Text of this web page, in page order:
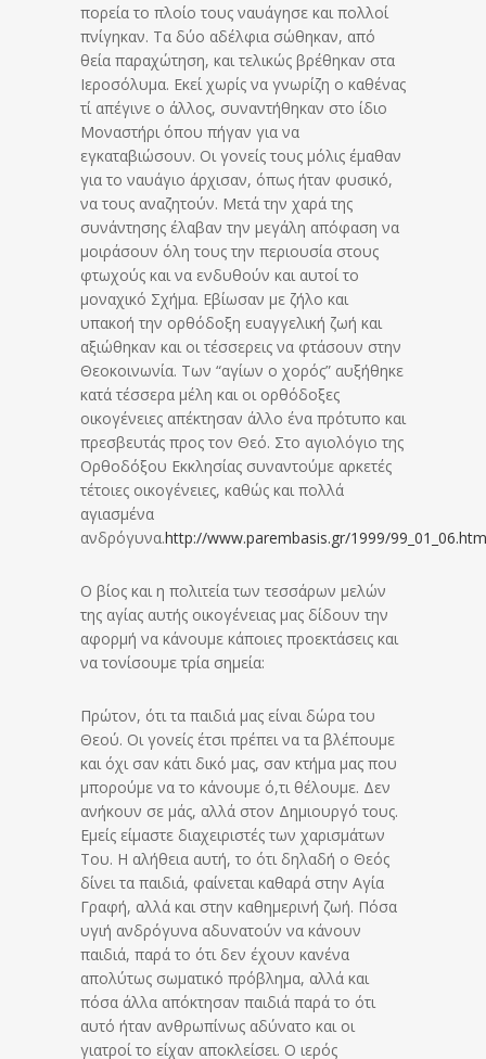
πορεία το πλοίο τους ναυάγησε και πολλοί
πνίγηκαν. Τα δύο αδέλφια σώθηκαν, από
θεία παραχώτηση, και τελικώς βρέθηκαν στα
Ιεροσόλυμα. Εκεί χωρίς να γνωρίζη ο καθένας
τί απέγινε ο άλλος, συναντήθηκαν στο ίδιο
Μοναστήρι όπου πήγαν για να
εγκαταβιώσουν. Οι γονείς τους μόλις έμαθαν
για το ναυάγιο άρχισαν, όπως ήταν φυσικό,
να τους αναζητούν. Μετά την χαρά της
συνάντησης έλαβαν την μεγάλη απόφαση να
μοιράσουν όλη τους την περιουσία στους
φτωχούς και να ενδυθούν και αυτοί το
μοναχικό Σχήμα. Εβίωσαν με ζήλο και
υπακοή την ορθόδοξη ευαγγελική ζωή και
αξιώθηκαν και οι τέσσερεις να φτάσουν στην
Θεοκοινωνία. Των “αγίων ο χορός” αυξήθηκε
κατά τέσσερα μέλη και οι ορθόδοξες
οικογένειες απέκτησαν άλλο ένα πρότυπο και
πρεσβευτάς προς τον Θεό. Στο αγιολόγιο της
Ορθοδόξου Εκκλησίας συναντούμε αρκετές
τέτοιες οικογένειες, καθώς και πολλά
αγιασμένα
ανδρόγυνα.http://www.parembasis.gr/1999/99_01_06.htm
Ο βίος και η πολιτεία των τεσσάρων μελών
της αγίας αυτής οικογένειας μας δίδουν την
αφορμή να κάνουμε κάποιες προεκτάσεις και
να τονίσουμε τρία σημεία:
Πρώτον, ότι τα παιδιά μας είναι δώρα του
Θεού. Οι γονείς έτσι πρέπει να τα βλέπουμε
και όχι σαν κάτι δικό μας, σαν κτήμα μας που
μπορούμε να το κάνουμε ό,τι θέλουμε. Δεν
ανήκουν σε μάς, αλλά στον Δημιουργό τους.
Εμείς είμαστε διαχειριστές των χαρισμάτων
Του. Η αλήθεια αυτή, το ότι δηλαδή ο Θεός
δίνει τα παιδιά, φαίνεται καθαρά στην Αγία
Γραφή, αλλά και στην καθημερινή ζωή. Πόσα
υγιή ανδρόγυνα αδυνατούν να κάνουν
παιδιά, παρά το ότι δεν έχουν κανένα
απολύτως σωματικό πρόβλημα, αλλά και
πόσα άλλα απόκτησαν παιδιά παρά το ότι
αυτό ήταν ανθρωπίνως αδύνατο και οι
γιατροί το είχαν αποκλείσει. Ο ιερός